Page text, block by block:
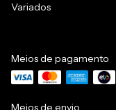
Variados
Meios de pagamento
Meios de envio